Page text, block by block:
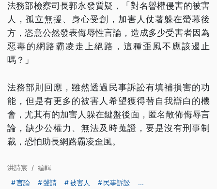
法務部檢察司長郭永發質疑，「對名譽權侵害的被害
人，孤立無援、身心受創，加害人仗著躲在螢幕後
方，恣意公然發表侮辱性言論，造成多少受害者因為
惡毒的網路霸凌走上絕路，這種歪風不應該遏止
嗎？」
法務部則回應，雖然透過民事訴訟有填補損害的功
能，但是有更多的被害人希望獲得替自我辯白的機
會，尤其有的加害人躲在鍵盤後面，匿名散佈侮辱言
論，缺少公權力、無法及時蒐證，要是沒有刑事制
裁，恐怕助長網路霸凌歪風。
洪詩宸 / 編輯
言論
聲請 被害人 民事訴訟 ...